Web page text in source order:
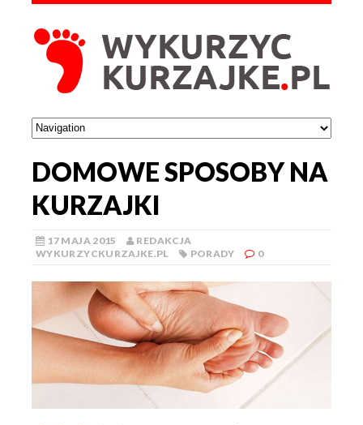
DOMOWE SPOSOBY NA
KURZAJKI
17 MAJA 2015
REDAKCJA
WYKURZYCKURZAJKE.PL
PORADY 0